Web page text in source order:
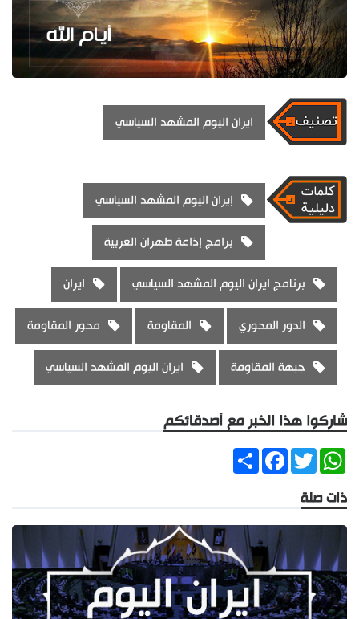
ايران اليوم المشهد السياسي
إيران اليوم المشهد السياسي
برامج إذاعة طهران العربية
برنامج ايران اليوم المشهد السياسي ايران
الدور المحوري المقاومة محور المقاومة
جبهة المقاومة ايران اليوم المشهد السياسي
شاركوا هذا الخبر مع أصدقائكم
ShareFacebookTwitter
WhatsApp
ذات صلة